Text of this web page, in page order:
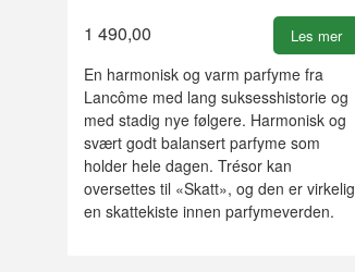
1 490,00 Les mer
En harmonisk og varm parfyme fra
Lancôme med lang suksesshistorie og
med stadig nye følgere. Harmonisk og
svært godt balansert parfyme som
holder hele dagen. Trésor kan
oversettes til «Skatt», og den er virkelig
en skattekiste innen parfymeverden.